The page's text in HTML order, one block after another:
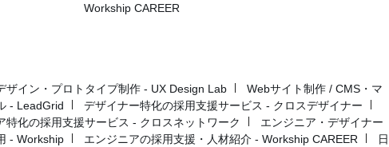
Workship CAREER
ザイン・プロトタイプ制作 - UX Design Lab
Webサイト制作 / CMS・マ
- LeadGrid
デザイナー特化の採用支援サービス - クロスデザイナー
特化の採用支援サービス - クロスネットワーク
エンジニア・デザイナー
- Workship
エンジニアの採用支援・人材紹介 - Workship CAREER
日